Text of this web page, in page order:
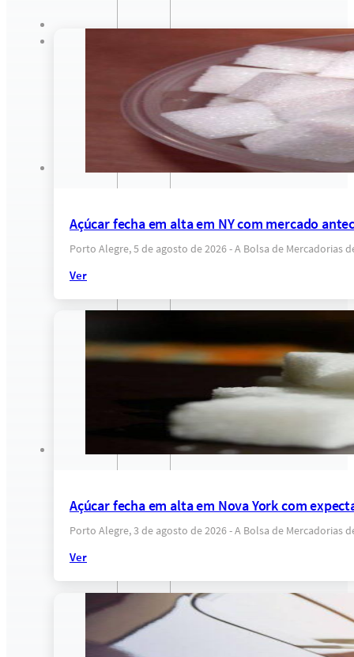
Açúcar fecha em alta em NY com mercado
Porto Alegre, 5 de agosto de 2026 - A Bolsa de Mercadorias
Ver
Açúcar fecha em alta em Nova York com
Porto Alegre, 3 de agosto de 2026 - A Bolsa de Mercadorias
Ver